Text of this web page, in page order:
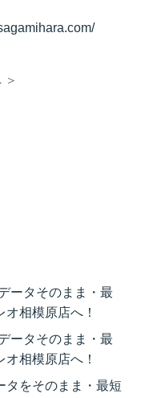
＞
ータそのまま・最
相模原店へ！
ータそのまま・最
相模原店へ！
タをそのまま・最短